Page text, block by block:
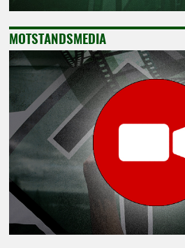
MOTSTANDSMEDIA